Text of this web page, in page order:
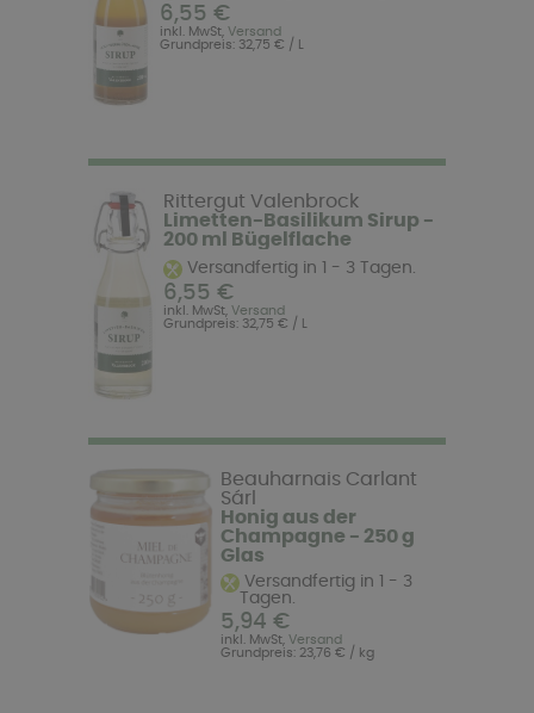
6,55 €
inkl. MwSt,Versand
Grundpreis: 32,75 € / L
Rittergut Valenbrock
Limetten-Basilikum Sirup -
200 ml Bügelflache
Versandfertig in 1 - 3 Tagen.
6,55 €
inkl. MwSt,Versand
Grundpreis: 32,75 € / L
Beauharnais Carlant
Sárl
Honig aus der
Champagne - 250 g
Glas
Versandfertig in 1 - 3
Tagen.
5,94 €
inkl. MwSt, Versand
Grundpreis: 23,76 € / kg